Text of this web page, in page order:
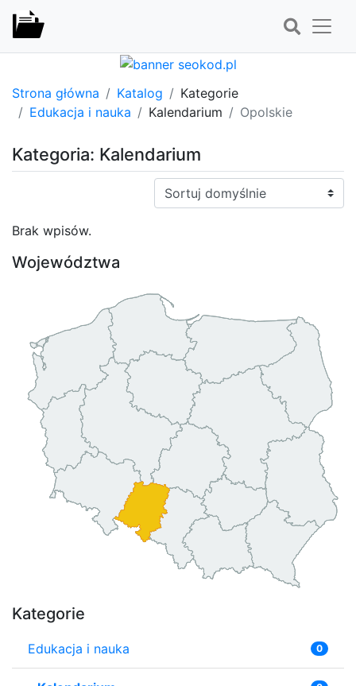
Strona główna Katalog
Kategorie
Edukacja i nauka
Kalendarium Opolskie
Kategoria: Kalendarium
Sortuj:
Brak wpisów.
Województwa
Kategorie
Edukacja i nauka 0